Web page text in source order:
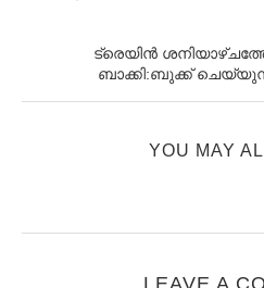
ട്രെയിൻ
ബാക്കി:ബുക്ക്
YOU MAY
LEAVE A